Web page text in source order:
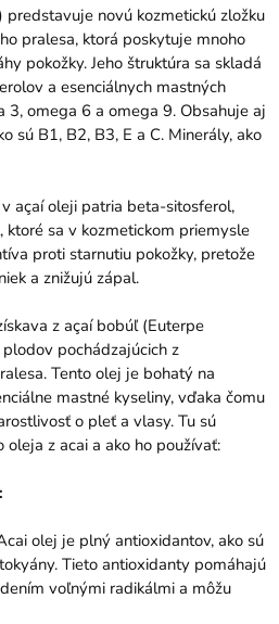
novú kozmetickú zložku
pralesa, ktorá poskytuje mnoho
pokožky. Jeho štruktúra sa skladá
a esenciálnych mastných
3, omega 6 a omega 9. Obsahuje aj
sú B1, B2, B3, E a C. Minerály, ako
açaí oleji patria beta-sitosferol,
sa v kozmetickom priemysle
proti starnutiu pokožky, pretože
a znižujú zápal.
z açaí bobúľ (Euterpe
pochádzajúcich z
Tento olej je bohatý na
mastné kyseliny, vďaka čomu
o pleť a vlasy. Tu sú
z acai a ako ho používať:
olej je plný antioxidantov, ako sú
Tieto antioxidanty pomáhajú
voľnými radikálmi a môžu